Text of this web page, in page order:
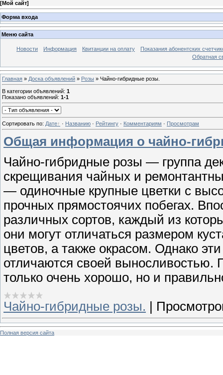
[Мой сайт]
Форма входа
Меню сайта
Новости Информация Квитанции на оплату
Показания абонентских
Обратная
Главная » Доска объявлений » Розы » Чайно-гибридные розы.
В категории объявлений: 1
Показано объявлений: 1-1
Сортировать по: Дате · Названию · Рейтингу · Комментариям · Просмотрам
Общая информация о чайно-
Чайно-гибридные розы — группа
скрещивания чайных и
— одиночные крупные цветки с
прочных прямостоячих побегах.
различных сортов, каждый из
они могут отличаться размером
цветов, а также окрасом. Однако
отличаются своей выносливостью.
только очень хорошо, но и
Чайно-гибридные розы.
Полная версия сайта